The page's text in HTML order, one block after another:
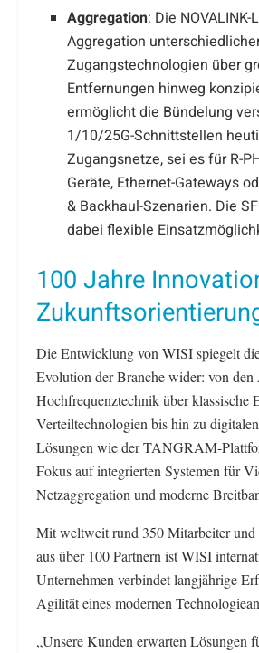
Aggregation: Die
Aggregation
Zugangstechnologien über
Entfernungen hinweg
ermöglicht die Bündelung
1/10/25G-Schnittstellen
Zugangsnetze, sei es für R-
Geräte, Ethernet-Gateways
& Backhaul-Szenarien. Die
dabei flexible
100 Jahre
Die Entwicklung von WISI spiegelt
Evolution der Branche wider: von
Hochfrequenztechnik über klassische
Verteiltechnologien bis hin zu
Lösungen wie der TANGRAM-
Fokus auf integrierten Systemen für
Netzaggregation und moderne
Mit weltweit rund 350 Mitarbeiter
aus über 100 Partnern ist WISI
Unternehmen verbindet langjährige
Agilität eines modernen
„Unsere Kunden erwarten Lösungen